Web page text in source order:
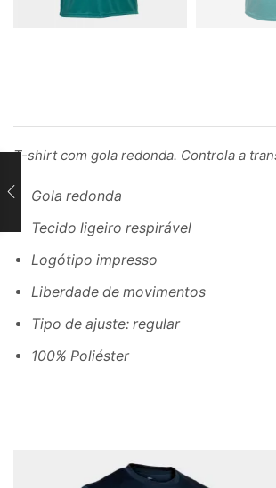
T-shirt com gola redonda. Controla a
Gola redonda
Tecido ligeiro respirável
Logótipo impresso
Liberdade de movimentos
Tipo de ajuste: regular
100% Poliéster